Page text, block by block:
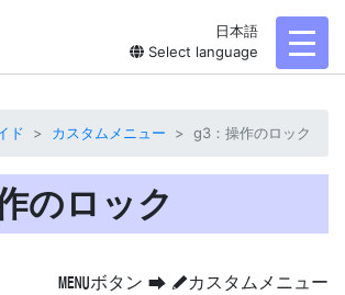
日本語
Select language
ド カスタムメニュー g3：操作のロック
のロック
Gボタン U Aカスタムメニュー